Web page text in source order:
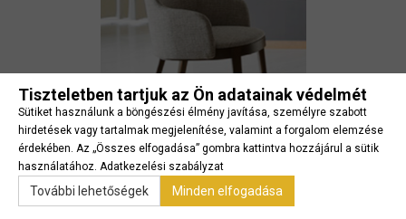
Tiszteletben tartjuk az Ön adatainak védelmét
Sütiket használunk a böngészési élmény javítása, személyre szabott
hirdetések vagy tartalmak megjelenítése, valamint a forgalom elemzése
érdekében. Az „Összes elfogadása” gombra kattintva hozzájárul a sütik
használatához. Adatkezelési szabályzat
További lehetőségek Minden elfogadása
ADÈL KARFÁS ÉTKEZŐSZÉK
364.200 Ft